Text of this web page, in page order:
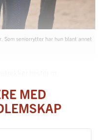
Som seniorrytter har hun blant annet
MED